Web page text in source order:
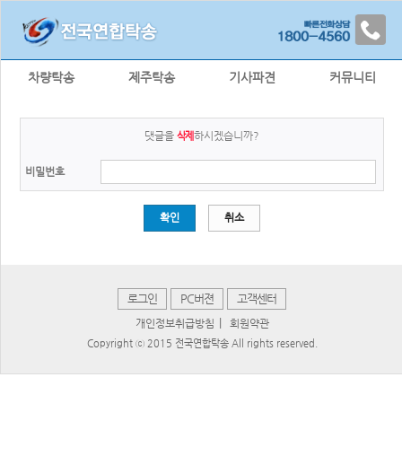
차량탁송 제주탁송 기사파견 커뮤니티
댓글을삭제 하시겠습니까?
비밀번호
확인 취소
로그인 PC버젼 고객센터
개인정보취급방침 회원약관
Copyright ⓒ 2015 전국연합탁송 All rights reserved.